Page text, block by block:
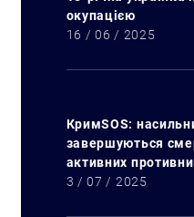
окупацією
16 / 06 / 2025
КримSOS:
завершуються
активних
3 / 07 / 2025